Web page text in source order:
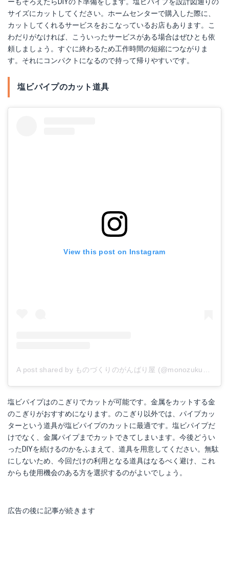
サイズにカットしてください。ホームセンターで購入した際に、
カットしてくれるサービスをおこなっているお店もあります。こ
わだりがなければ、こういったサービスがある場合はぜひとも依
頼しましょう。すぐに終わるため工作時間の短縮につながりま
す。それにコンパクトになるので持って帰りやすいです。
塩ビパイプのカット道具
View this post on Instagram
A post shared by ものづくりのがんばり屋 (@monozukuri_ganbariya)
塩ビパイプはのこぎりでカットが可能です。金属をカットする金
のこぎりがおすすめになります。のこぎり以外では、パイプカッ
ターという道具が塩ビパイプのカットに最適です。塩ビパイプだ
けでなく、金属パイプまでカットできてしまいます。今後どうい
ったDIYを続けるのかをふまえて、道具を用意してください。無駄
にしないため、今回だけの利用となる道具はなるべく避け、これ
からも使用機会のある方を選択するのがよいでしょう。
広告の後に記事が続きます